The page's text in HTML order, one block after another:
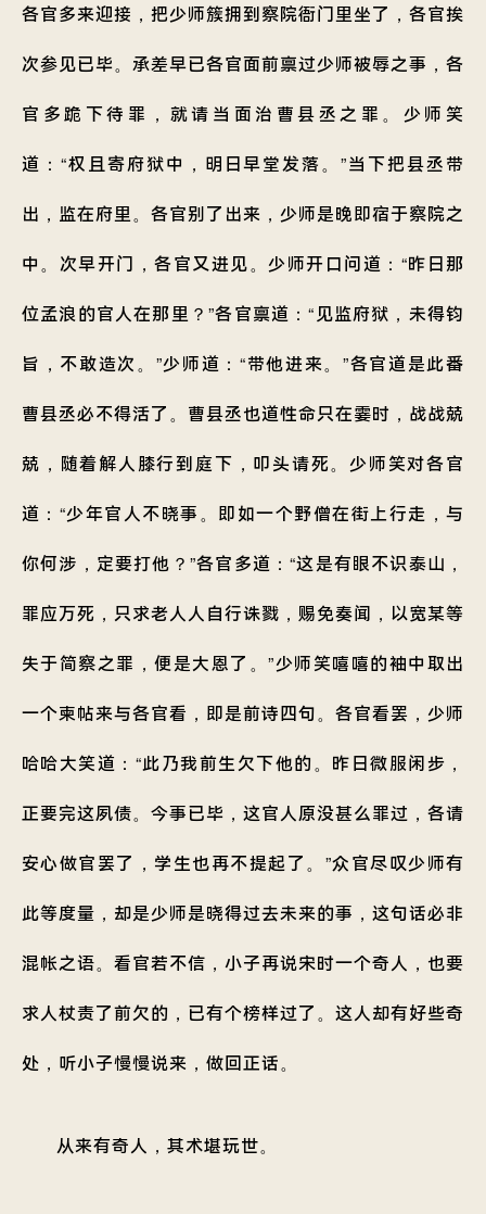
各官多来迎接，把少师簇拥到察院衙门里坐了，各官挨
次参见已毕。承差早已各官面前禀过少师被辱之事，各
官多跪下待罪，就请当面治曹县丞之罪。少师笑
道：“权且寄府狱中，明日早堂发落。”当下把县丞带
出，监在府里。各官别了出来，少师是晚即宿于察院之
中。次早开门，各官又进见。少师开口问道：“昨日那
位孟浪的官人在那里？”各官禀道：“见监府狱，未得钧
旨，不敢造次。”少师道：“带他进来。”各官道是此番
曹县丞必不得活了。曹县丞也道性命只在霎时，战战兢
兢，随着解人膝行到庭下，叩头请死。少师笑对各官
道：“少年官人不晓事。即如一个野僧在街上行走，与
你何涉，定要打他？”各官多道：“这是有眼不识泰山，
罪应万死，只求老人人自行诛戮，赐免奏闻，以宽某等
失于简察之罪，便是大恩了。”少师笑嘻嘻的袖中取出
一个柬帖来与各官看，即是前诗四句。各官看罢，少师
哈哈大笑道：“此乃我前生欠下他的。昨日微服闲步，
正要完这夙债。今事已毕，这官人原没甚么罪过，各请
安心做官罢了，学生也再不提起了。”众官尽叹少师有
此等度量，却是少师是晓得过去未来的事，这句话必非
混帐之语。看官若不信，小子再说宋时一个奇人，也要
求人杖责了前欠的，已有个榜样过了。这人却有好些奇
处，听小子慢慢说来，做回正话。
从来有奇人，其术堪玩世。